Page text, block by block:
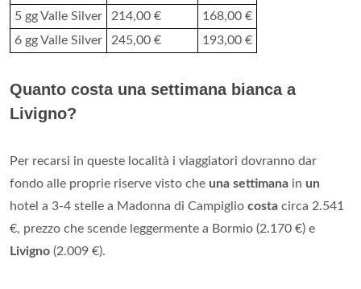
5 gg Valle Silver 214,00 €
168,00 €
6 gg Valle Silver
245,00 € 193,00 €
Quanto costa una settimana bianca a
Livigno?
Per recarsi in queste località i viaggiatori dovranno dar
fondo alle proprie riserve visto che una settimana in un
hotel a 3-4 stelle a Madonna di Campiglio costa circa 2.541
€, prezzo che scende leggermente a Bormio (2.170 €) e
Livigno (2.009 €).